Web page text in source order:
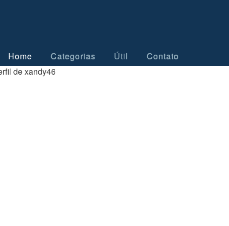
Home Categorias Útil
Contato
de xandy46